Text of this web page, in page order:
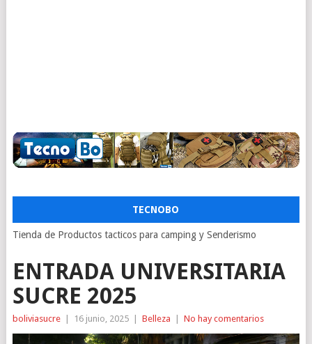
TECNOBO
Tienda de Productos tacticos para camping y Senderismo
ENTRADA UNIVERSITARIA
SUCRE 2025
boliviasucre 16 junio, 2025 Belleza No hay comentarios